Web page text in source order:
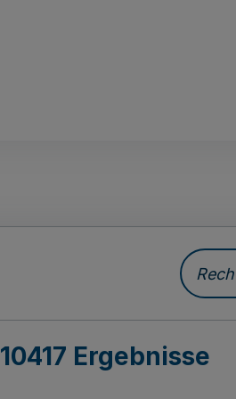
Recht
10417 Ergebnisse